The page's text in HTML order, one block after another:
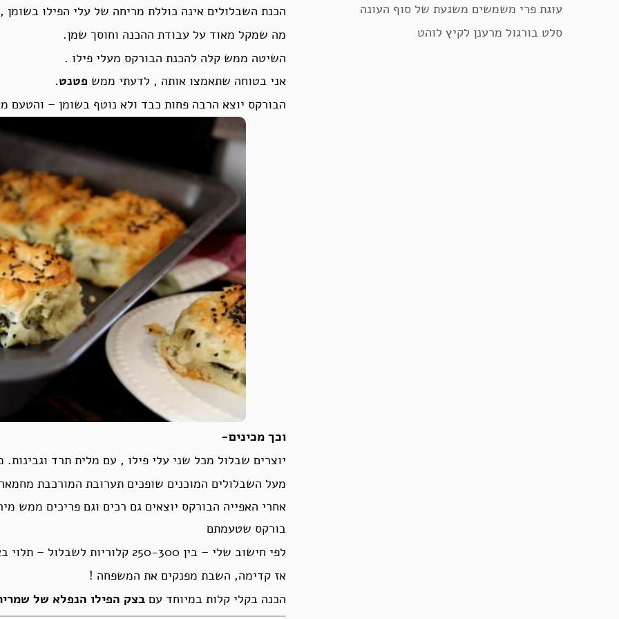
הכנת השבלולים אינה כוללת מריחה של עלי הפילו בשומן ,
מה שמקל מאוד על עבודת ההכנה וחוסך שמן.
השיטה ממש קלה להכנת הבורקס מעלי פילו .
אני בטוחה שתאמצו אותה , לדעתי ממש פטנט.
הבורקס יוצא הרבה פחות כבד ולא נוטף בשומן – והטעם
וכך מכינים-
יוצרים שבלול מכל שני עלי פילו , עם מלית תרד וגבינות.
מעל השבלולים המוכנים שופכים תערובת המורכבת
אחרי האפייה הבורקס יוצאים גם רכים וגם פריכים ממש
בורקס שטעמתם
לפי חישוב שלי – בין 250-300 קלוריות לשבלול – תלוי באחוזי השומן של הגבינות שמשתמשים
אז קדימה, השבת מפנקים את המשפחה !
הכנה בקלי קלות במיוחד עם בצק הפילו הנפלא של
עוגת פרי משמשים משגעת של סוף העונה
סלט בורגול מרענן לקיץ לוהט